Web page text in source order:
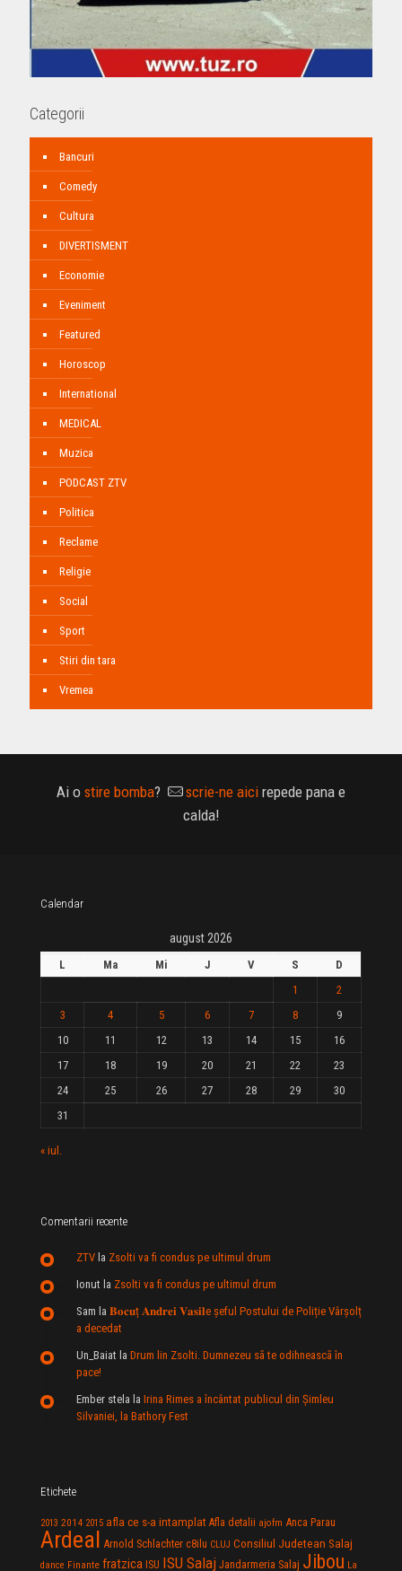
Categorii
Bancuri
Comedy
Cultura
DIVERTISMENT
Economie
Eveniment
Featured
Horoscop
International
MEDICAL
Muzica
PODCAST ZTV
Politica
Reclame
Religie
Social
Sport
Stiri din tara
Vremea
Ai o stire bomba? scrie-ne aici repede pana e
calda!
Calendar
august 2026
L Ma Mi J V S
D
1
2
3
4 5 6 7 8
9
10
11 12 13 14 15
16
17
18 19 20 21 22
23
24
25 26 27 28 29
30
31
« iul.
Comentarii recente
ZTV la Zsolti va fi condus pe ultimul drum
Ionut la Zsolti va fi condus pe ultimul drum
Sam la 𝐁𝐨𝐜𝐮ț 𝐀𝐧𝐝𝐫𝐞𝐢 𝐕𝐚𝐬𝐢𝐥e şeful Postului de Poliție Vârșolț
a decedat
Un_Baiat la Drum lin Zsolti. Dumnezeu sã te odihneascã în
pace!
Ember stela la Irina Rimes a încântat publicul din Şimleu
Silvaniei, la Bathory Fest
Etichete
2013 2014 2015 afla ce s-a intamplat Afla detalii ajofm Anca Parau
Ardeal Arnold Schlachter c8ilu CLUJ Consiliul Judetean Salaj
dance Finante fratzica ISU ISU Salaj Jandarmeria Salaj Jibou La